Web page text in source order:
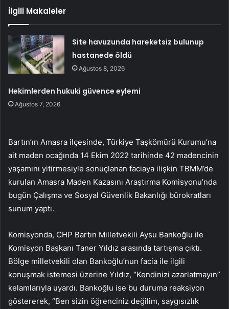
İlgili Makaleler
Site havuzunda hareketsiz bulunup
hastanede öldü
Ağustos 8, 2026
Hekimlerden hukuki güvence eylemi
Ağustos 7, 2026
Bartın’ın Amasra ilçesinde, Türkiye Taşkömürü Kurumu’na
ait maden ocağında 14 Ekim 2022 tarihinde 42 madencinin
yaşamını yitirmesiyle sonuçlanan faciaya ilişkin TBMM’de
kurulan Amasra Maden Kazasını Araştırma Komisyonu’nda
bugün Çalışma ve Sosyal Güvenlik Bakanlığı bürokratları
sunum yaptı.
Komisyonda, CHP Bartın Milletvekili Aysu Bankoğlu ile
Komisyon Başkanı Taner Yıldız arasında tartışma çıktı.
Bölge milletvekili olan Bankoğlu’nun facia ile ilgili
konuşmak istemesi üzerine Yıldız, “Kendinizi azarlatmayın”
kelamlarıyla uyardı. Bankoğlu ise bu duruma reaksiyon
göstererek, “Ben sizin öğrenciniz değilim, saygısızlık